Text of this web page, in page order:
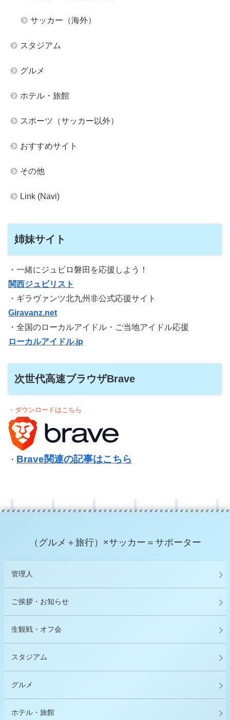
サッカー（海外）
スタジアム
グルメ
ホテル・旅館
スポーツ（サッカー以外）
おすすめサイト
その他
Link (Navi)
姉妹サイト
・一緒にジュビロ磐田を応援しよう！
関西ジュビリスト
・ギラヴァンツ北九州非公式応援サイト
Giravanz.net
・全国のローカルアイドル・ご当地アイドル応援
ローカルアイドル.jp
次世代高速ブラウザBrave
・ダウンロードはこちら
・ Brave関連の記事はこちら
（グルメ＋旅行）×サッカー＝サポーター
管理人
ご挨拶・お知らせ
生観戦・オフ会
スタジアム
グルメ
ホテル・旅館